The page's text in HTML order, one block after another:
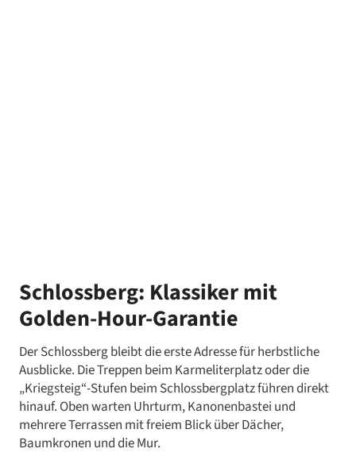
Schlossberg: Klassiker mit
Golden-Hour-Garantie
Der Schlossberg bleibt die erste Adresse für herbstliche
Ausblicke. Die Treppen beim Karmeliterplatz oder die
„Kriegsteig“-Stufen beim Schlossbergplatz führen direkt
hinauf. Oben warten Uhrturm, Kanonenbastei und
mehrere Terrassen mit freiem Blick über Dächer,
Baumkronen und die Mur.